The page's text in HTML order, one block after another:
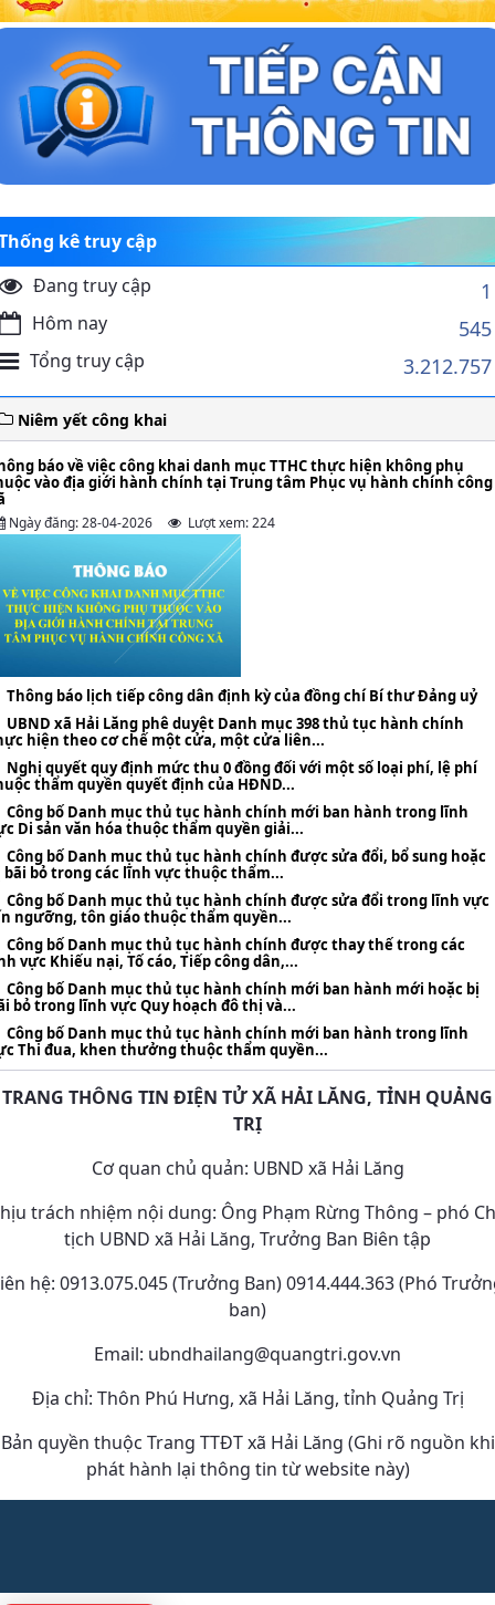
kê truy cập
Đang truy cập
1
Hôm nay 545
Tổng truy cập 3.212.757
Niêm yết công khai
báo về việc công khai danh mục TTHC thực hiện không phụ
vào địa giới hành chính tại Trung tâm Phục vụ hành chính công
Ngày đăng: 28-04-2026 Lượt xem: 224
Thông báo lịch tiếp công dân định kỳ của đồng chí Bí thư Đảng uỷ
UBND xã Hải Lăng phê duyệt Danh mục 398 thủ tục hành chính
hiện theo cơ chế một cửa, một cửa liên...
Nghị quyết quy định mức thu 0 đồng đối với một số loại phí, lệ phí
thẩm quyền quyết định của HĐND...
Công bố Danh mục thủ tục hành chính mới ban hành trong lĩnh
Di sản văn hóa thuộc thẩm quyền giải...
Công bố Danh mục thủ tục hành chính được sửa đổi, bổ sung hoặc
bãi bỏ trong các lĩnh vực thuộc thẩm...
Công bố Danh mục thủ tục hành chính được sửa đổi trong lĩnh vực
ngưỡng, tôn giáo thuộc thẩm quyền...
Công bố Danh mục thủ tục hành chính được thay thế trong các
vực Khiếu nại, Tố cáo, Tiếp công dân,...
Công bố Danh mục thủ tục hành chính mới ban hành mới hoặc bị
bỏ trong lĩnh vực Quy hoạch đô thị và...
Công bố Danh mục thủ tục hành chính mới ban hành trong lĩnh
Thi đua, khen thưởng thuộc thẩm quyền...
TRANG THÔNG TIN ĐIỆN TỬ XÃ HẢI LĂNG, TỈNH QUẢNG
TRỊ
Cơ quan chủ quản: UBND xã Hải Lăng
trách nhiệm nội dung: Ông Phạm Rừng Thông – phó
tịch UBND xã Hải Lăng, Trưởng Ban Biên tập
hệ: 0913.075.045 (Trưởng Ban) 0914.444.363 (Phó
ban)
Email: ubndhailang@quangtri.gov.vn
Địa chỉ: Thôn Phú Hưng, xã Hải Lăng, tỉnh Quảng Trị
Bản quyền thuộc Trang TTĐT xã Hải Lăng (Ghi rõ nguồn khi
phát hành lại thông tin từ website này)